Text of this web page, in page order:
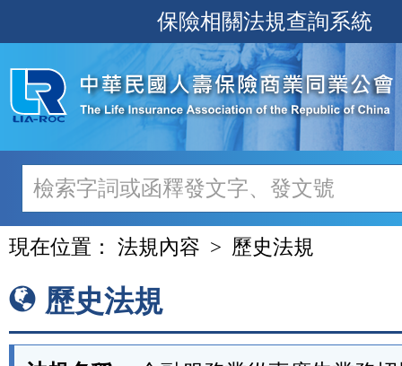
至
主
內
容
保險相關法規查詢系統
現在位置： 法規內容 歷史法規
歷史法規